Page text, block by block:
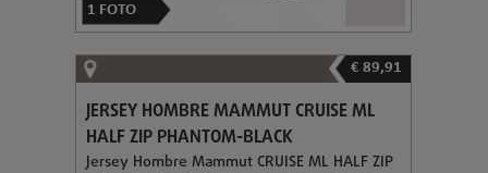
1 FOTO
€ 89,91
JERSEY HOMBRE MAMMUT CRUISE ML
HALF ZIP PHANTOM-BLACK
Jersey Hombre Mammut CRUISE ML HALF ZIP